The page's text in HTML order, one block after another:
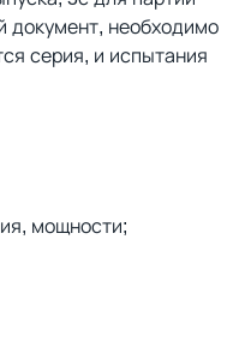
документ, необходимо
серия, и испытания
мощности;